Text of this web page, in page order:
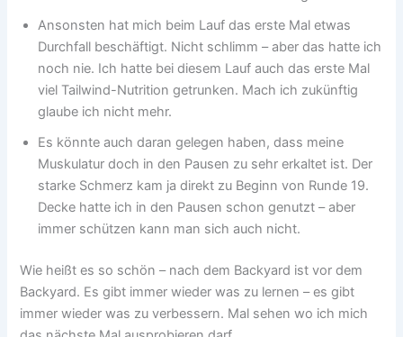
Ansonsten hat mich beim Lauf das erste Mal etwas
Durchfall beschäftigt. Nicht schlimm – aber das hatte ich
noch nie. Ich hatte bei diesem Lauf auch das erste Mal
viel Tailwind-Nutrition getrunken. Mach ich zukünftig
glaube ich nicht mehr.
Es könnte auch daran gelegen haben, dass meine
Muskulatur doch in den Pausen zu sehr erkaltet ist. Der
starke Schmerz kam ja direkt zu Beginn von Runde 19.
Decke hatte ich in den Pausen schon genutzt – aber
immer schützen kann man sich auch nicht.
Wie heißt es so schön – nach dem Backyard ist vor dem
Backyard. Es gibt immer wieder was zu lernen – es gibt
immer wieder was zu verbessern. Mal sehen wo ich mich